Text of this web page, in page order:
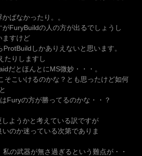
ばなかったり。。
がFuryBuildの人の方が出るでしょうし
ますけど
しかありえないと思います。
たりしますし
だとほんとにMS微妙・・・。
そこいけるのかな？とも思ったけど如何
Furyの方が勝ってるのかな・・？
ようかと考えている訳ですが
のか迷っている次第でありま
の武器が無さ過ぎるという難点が・・